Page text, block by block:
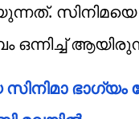
സിനിമയെ
ഒന്നിച്ച്